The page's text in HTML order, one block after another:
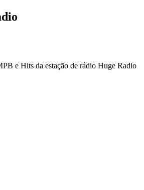
e Hits da estação de rádio Huge Radio